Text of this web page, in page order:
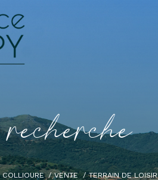
recherche
COLLIOURE VENTE TERRAIN DE LOISIR